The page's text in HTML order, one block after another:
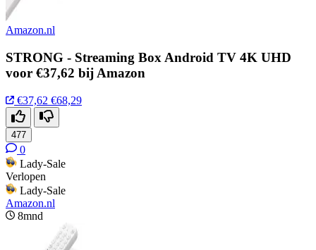
Amazon.nl
STRONG - Streaming Box Android TV 4K UHD
voor €37,62 bij Amazon
€37,62 €68,29
477
0
Lady-Sale
Verlopen
Lady-Sale
Amazon.nl
8mnd